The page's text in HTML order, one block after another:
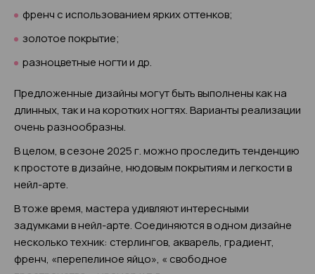
френч с использованием ярких оттенков;
золотое покрытие;
разноцветные ногти и др.
Предложенные дизайны могут быть выполнены как на
длинных, так и на коротких ногтях. Варианты реализации
очень разнообразны.
В целом, в сезоне 2025 г. можно проследить тенденцию
к простоте в дизайне, нюдовым покрытиям и легкости в
нейл-арте.
В тоже время, мастера удивляют интересными
задумками в нейл-арте. Соединяются в одном дизайне
несколько техник: стерлингов, акварель, градиент,
френч, «перепелиное яйцо», « свободное